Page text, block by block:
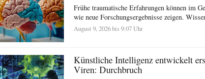
Frühe traumatische Erfahrungen können im
wie neue Forschungsergebnisse zeigen.
August 9, 2026 bis 9:07 Uhr
Künstliche Intelligenz entwickelt
Viren: Durchbruch